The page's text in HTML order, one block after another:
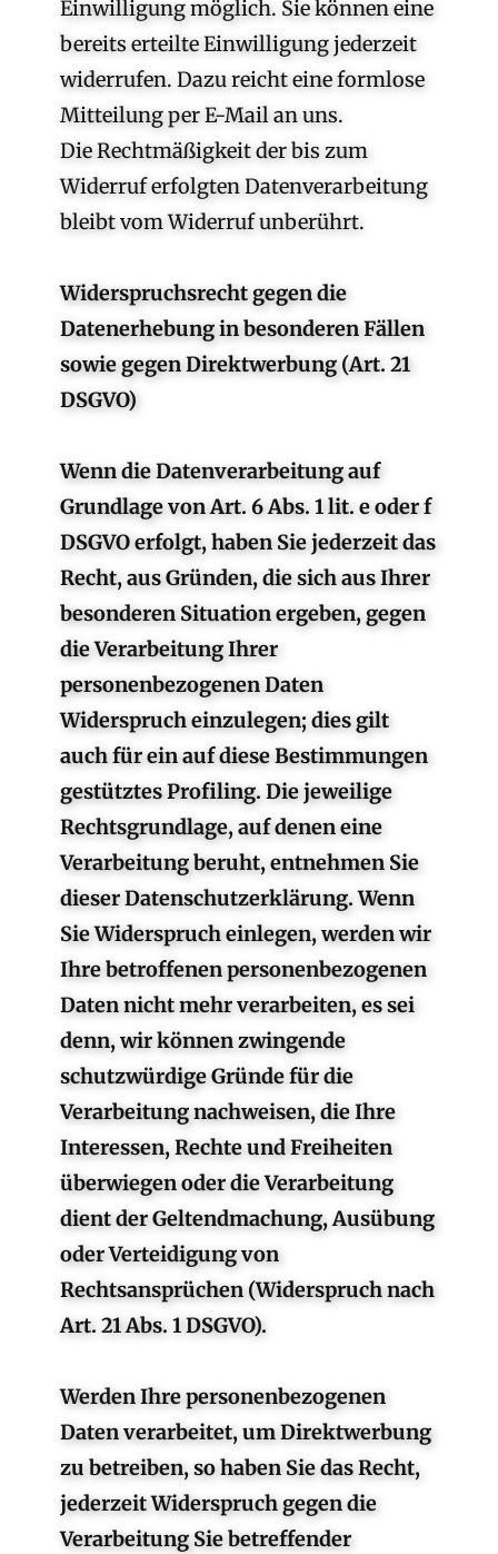
Einwilligung möglich. Sie können eine
bereits erteilte Einwilligung jederzeit
widerrufen. Dazu reicht eine formlose
Mitteilung per E-Mail an uns.
Die Rechtmäßigkeit der bis zum
Widerruf erfolgten Datenverarbeitung
bleibt vom Widerruf unberührt.
Widerspruchsrecht gegen die
Datenerhebung in besonderen Fällen
sowie gegen Direktwerbung (Art. 21
DSGVO)
Wenn die Datenverarbeitung auf
Grundlage von Art. 6 Abs. 1 lit. e oder f
DSGVO erfolgt, haben Sie jederzeit das
Recht, aus Gründen, die sich aus Ihrer
besonderen Situation ergeben, gegen
die Verarbeitung Ihrer
personenbezogenen Daten
Widerspruch einzulegen; dies gilt
auch für ein auf diese Bestimmungen
gestütztes Profiling. Die jeweilige
Rechtsgrundlage, auf denen eine
Verarbeitung beruht, entnehmen Sie
dieser Datenschutzerklärung. Wenn
Sie Widerspruch einlegen, werden wir
Ihre betroffenen personenbezogenen
Daten nicht mehr verarbeiten, es sei
denn, wir können zwingende
schutzwürdige Gründe für die
Verarbeitung nachweisen, die Ihre
Interessen, Rechte und Freiheiten
überwiegen oder die Verarbeitung
dient der Geltendmachung, Ausübung
oder Verteidigung von
Rechtsansprüchen (Widerspruch nach
Art. 21 Abs. 1 DSGVO).
Werden Ihre personenbezogenen
Daten verarbeitet, um Direktwerbung
zu betreiben, so haben Sie das Recht,
jederzeit Widerspruch gegen die
Verarbeitung Sie betreffender